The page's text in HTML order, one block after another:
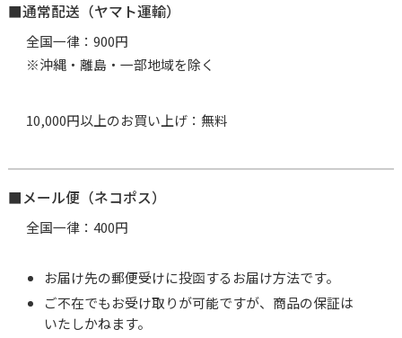
■通常配送（ヤマト運輸）
全国一律：900円
※沖縄・離島・一部地域を除く
10,000円以上のお買い上げ：無料
■メール便（ネコポス）
全国一律：400円
お届け先の郵便受けに投函するお届け方法です。
ご不在でもお受け取りが可能ですが、商品の保証は
いたしかねます。